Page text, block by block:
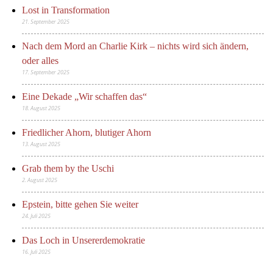
Lost in Transformation
21. September 2025
Nach dem Mord an Charlie Kirk – nichts wird sich ändern,
oder alles
17. September 2025
Eine Dekade „Wir schaffen das“
18. August 2025
Friedlicher Ahorn, blutiger Ahorn
13. August 2025
Grab them by the Uschi
2. August 2025
Epstein, bitte gehen Sie weiter
24. Juli 2025
Das Loch in Unsererdemokratie
16. Juli 2025